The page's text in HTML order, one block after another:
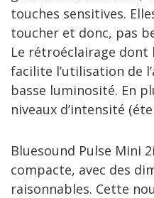
touches sensitives.
toucher et donc, pas
Le rétroéclairage
facilite l’utilisation de
basse luminosité. En
niveaux d’intensité
Bluesound Pulse Mini
compacte, avec des
raisonnables. Cette